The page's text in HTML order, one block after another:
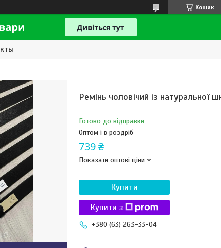
Кошик
Ремінь чоловічий із натуральної
Готово до відправки
Оптом і в роздріб
739 ₴
Показати оптові ціни
Купити
Купити з
+380 (63) 263-33-04